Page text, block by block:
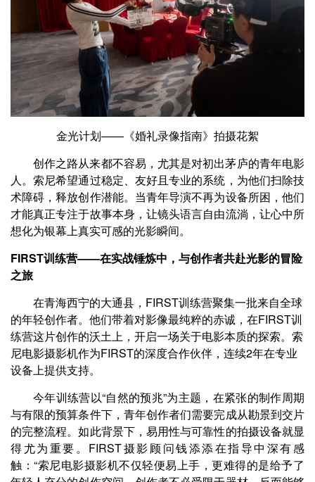
金光计划——《婚礼录像指南》拍摄花絮
创作之路从来都不容易，尤其是对初出茅庐的青年电影
人。索尼希望通过稳定、友好且专业的系统，为他们扫除技
术障碍，释放创作潜能。当青年导演不再为设备所困，他们
才能真正专注于故事本身，让镜头语言自由流淌，让心中所
想化为银幕上真实可感的光影瞬间。
FIRST训练营——在实战锤炼中，与创作者共赴光影的冒险
之旅
在青海西宁的大通县，FIRST训练营聚集一批来自全球
的年轻创作者。他们带着对影像最纯粹的赤诚，在FIRST训
练营这片创作的沃土上，开启一场关于电影本质的探索。索
尼电影摄影机作为FIRST的深度合作伙伴，连续2年在专业
设备上提供支持。
今年训练营以“自然的预兆”为主题，在紧张的制作周期
与有限的预算条件下，青年创作者们需要完成从勘景到交片
的完整流程。如此背景下，易用性与可靠性的拍摄设备就显
得尤为重要。FIRST摄影顾问钱添添在指导中深有感
触：“索尼电影摄影机不仅轻便易上手，更难得的是给予了